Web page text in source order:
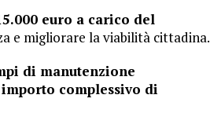
euro a carico del
e migliorare la viabilità cittadina.
di manutenzione
complessivo di